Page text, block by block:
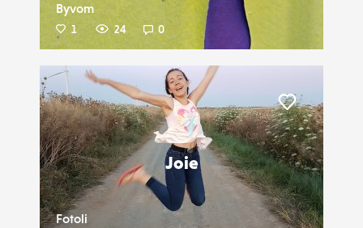
Byvom
1 24 0
Joie
Fotoli
Liker